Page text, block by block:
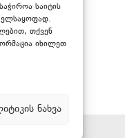
საიტის
თქვენ
იხილეთ
ნახვა